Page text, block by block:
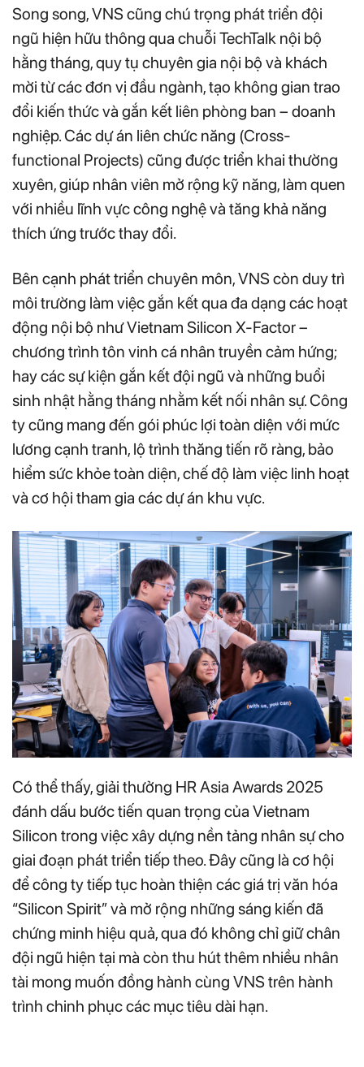
Song song, VNS cũng chú trọng phát triển đội
ngũ hiện hữu thông qua chuỗi TechTalk nội bộ
hằng tháng, quy tụ chuyên gia nội bộ và khách
mời từ các đơn vị đầu ngành, tạo không gian trao
đổi kiến thức và gắn kết liên phòng ban – doanh
nghiệp. Các dự án liên chức năng (Cross-
functional Projects) cũng được triển khai thường
xuyên, giúp nhân viên mở rộng kỹ năng, làm quen
với nhiều lĩnh vực công nghệ và tăng khả năng
thích ứng trước thay đổi.
Bên cạnh phát triển chuyên môn, VNS còn duy trì
môi trường làm việc gắn kết qua đa dạng các hoạt
động nội bộ như Vietnam Silicon X-Factor –
chương trình tôn vinh cá nhân truyền cảm hứng;
hay các sự kiện gắn kết đội ngũ và những buổi
sinh nhật hằng tháng nhằm kết nối nhân sự. Công
ty cũng mang đến gói phúc lợi toàn diện với mức
lương cạnh tranh, lộ trình thăng tiến rõ ràng, bảo
hiểm sức khỏe toàn diện, chế độ làm việc linh hoạt
và cơ hội tham gia các dự án khu vực.
Có thể thấy, giải thưởng HR Asia Awards 2025
đánh dấu bước tiến quan trọng của Vietnam
Silicon trong việc xây dựng nền tảng nhân sự cho
giai đoạn phát triển tiếp theo. Đây cũng là cơ hội
để công ty tiếp tục hoàn thiện các giá trị văn hóa
“Silicon Spirit” và mở rộng những sáng kiến đã
chứng minh hiệu quả, qua đó không chỉ giữ chân
đội ngũ hiện tại mà còn thu hút thêm nhiều nhân
tài mong muốn đồng hành cùng VNS trên hành
trình chinh phục các mục tiêu dài hạn.